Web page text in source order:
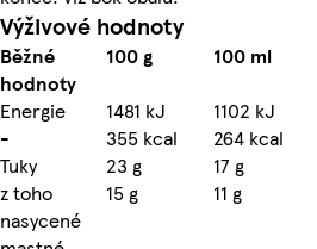
Výživové hodnoty
Běžné
hodnoty
100 g 100 ml
Energie
1481 kJ 1102 kJ
-
355 kcal 264 kcal
Tuky
23 g 17 g
z toho
nasycené
15 g 11 g